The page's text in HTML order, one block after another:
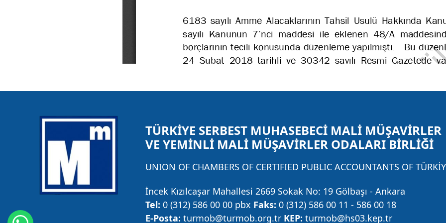
TÜRKİYE SERBEST MUHASEBECİ MALİ MÜŞAVİRLER
VE YEMİNLİ MALİ MÜŞAVİRLER ODALARI BİRLİĞİ
UNION OF CHAMBERS OF CERTIFIED PUBLIC ACCOUNTANTS OF
İncek Kızılcaşar Mahallesi 2669 Sokak No: 19 Gölbaşı - Ankara
Tel: 0 (312) 586 00 00 pbx Faks: 0 (312) 586 00 11 - 586 00 18
E-Posta: turmob@turmob.org.tr KEP: turmob@hs03.kep.tr